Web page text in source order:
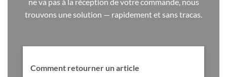
trouvons une solution — rapidement et sans tracas.
Comment retourner un article